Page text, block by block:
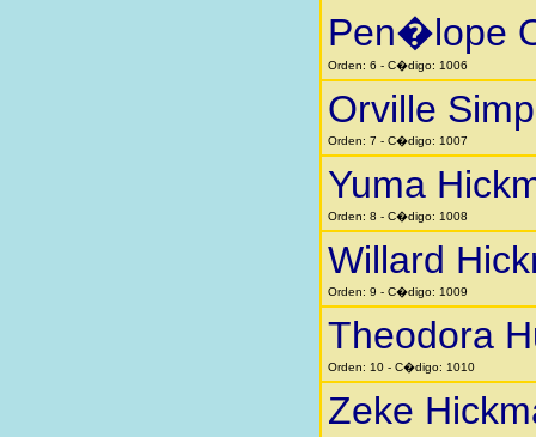
Pen�lope
Orden: 6 - C�digo: 1006
Orville
Orden: 7 - C�digo: 1007
Yuma
Orden: 8 - C�digo: 1008
Willard
Orden: 9 - C�digo: 1009
Theodora
Orden: 10 - C�digo: 1010
Zeke